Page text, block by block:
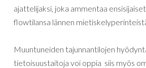
ajattelijaksi, joka ammentaa ensisijaiset
flowtilansa lännen
Muuntuneiden tajunnantilojen
tietoisuustaitoja voi oppia siis myös